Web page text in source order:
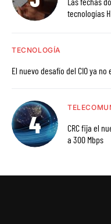
tecnologías
TECNOLOGÍA
El nuevo desafío del CIO ya
CRC fija el
a 300 Mbps